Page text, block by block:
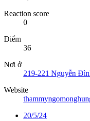
Reaction score
0
Điểm
36
Nơi ở
219-221 Nguyễn
Website
20/5/24